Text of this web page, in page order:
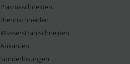
Plasmaschneiden
Brennschneiden
Wasserstrahlschneiden
Abkanten
Sonderlösungen